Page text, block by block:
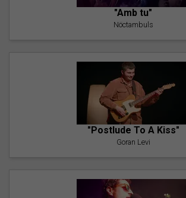
"Amb tu"
Nöctambuls
"Postlude To A Kiss"
Goran Levi